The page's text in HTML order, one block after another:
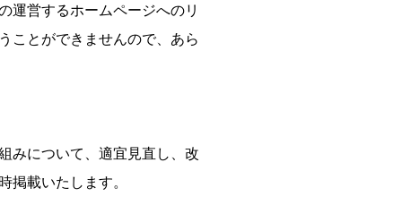
運営するホームページへのリ
ことができませんので、あら
みについて、適宜見直し、改
掲載いたします。